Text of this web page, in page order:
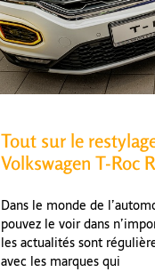
Tout sur le
Volkswagen T-Roc R
Dans le monde de
pouvez le voir dans
les actualités sont
avec les marques qui